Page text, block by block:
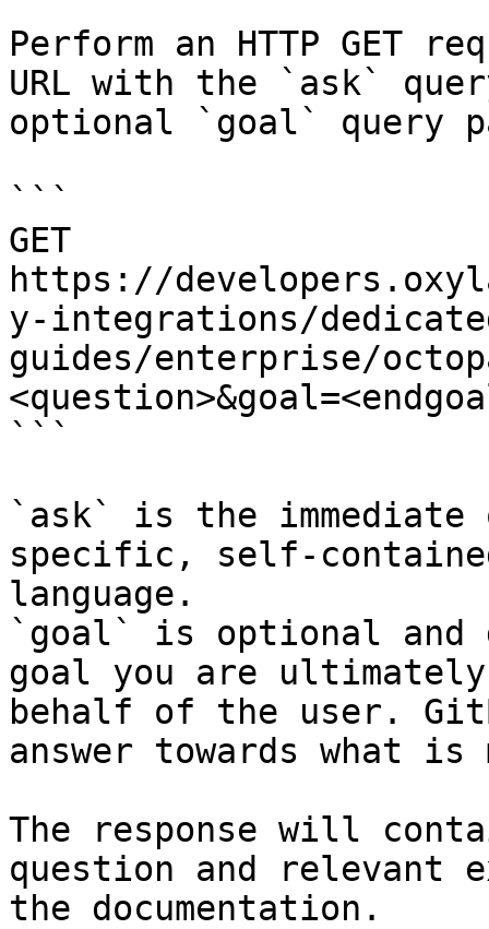
Perform an HTTP GET
URL with the `ask`
optional `goal` query
```
GET
https://
y-integrations/
guides/enterprise/
```
`ask` is the
specific, self-
language.
`goal` is optional and
goal you are
behalf of the user.
answer towards what
The response will
question and relevant
the documentation.